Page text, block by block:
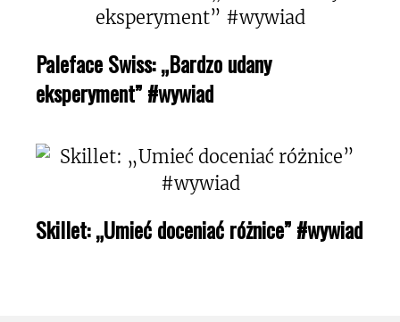
Paleface Swiss: „Bardzo udany
eksperyment” #wywiad
Skillet: „Umieć doceniać różnice” #wywiad